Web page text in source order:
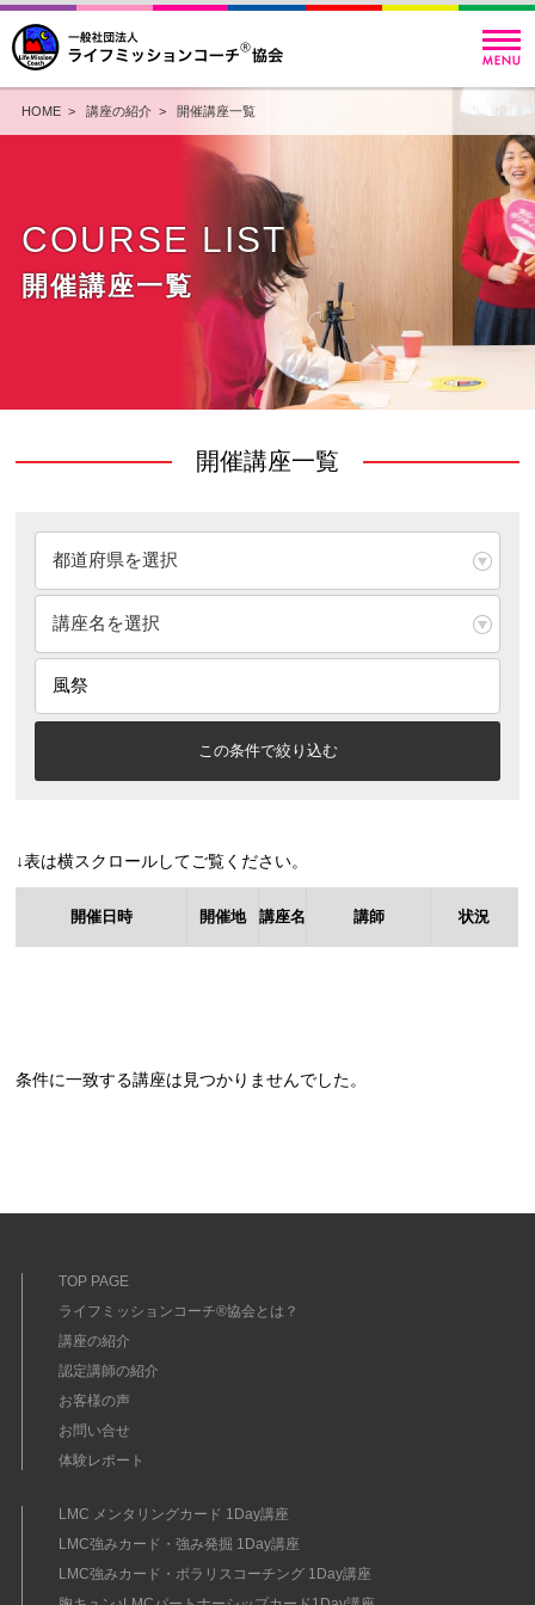
HOME> 講座の紹介> 開催講座一覧
COURSE LIST
開催講座一覧
開催講座一覧
↓表は横スクロールしてご覧ください。
開催日時 開催地 講座名 講師 状況
条件に一致する講座は見つかりませんでした。
TOP PAGE
ライフミッションコーチ®協会とは？
講座の紹介
認定講師の紹介
お客様の声
お問い合せ
体験レポート
LMC メンタリングカード 1Day講座
LMC強みカード・強み発掘 1Day講座
LMC強みカード・ポラリスコーチング 1Day講座